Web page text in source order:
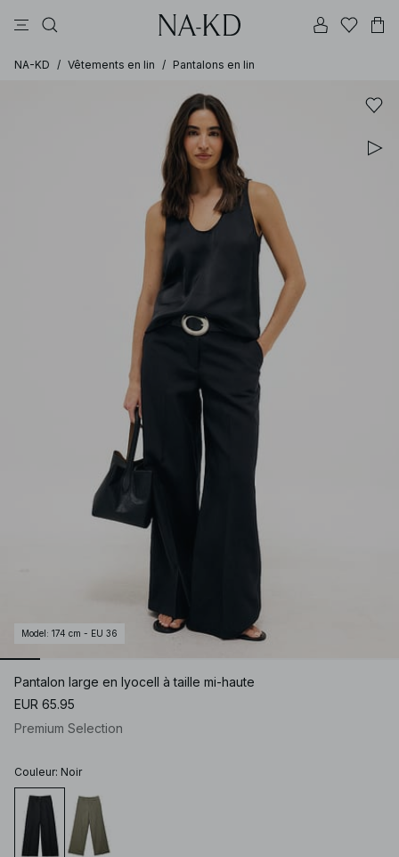
NA-KD / Vêtements en lin / Pantalons en lin
Model : 174 cm - EU 36
Pantalon large en lyocell à taille mi-haute
EUR 65.95
Premium Selection
Couleur: Noir